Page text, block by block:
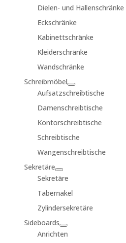
Dielen- und Hallenschränke
Eckschränke
Kabinettschränke
Kleiderschränke
Wandschränke
Schreibmöbel
Aufsatzschreibtische
Damenschreibtische
Kontorschreibtische
Schreibtische
Wangenschreibtische
Sekretäre
Sekretäre
Tabernakel
Zylindersekretäre
Sideboards
Anrichten